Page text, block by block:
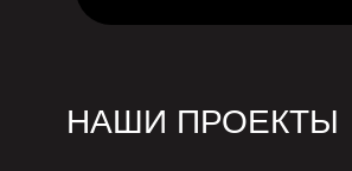
Далеко-далеко в океане есть
удивительный остров - Пинеточная
получить волшебные пинетки,
наделенные суперсилой для борьбы с